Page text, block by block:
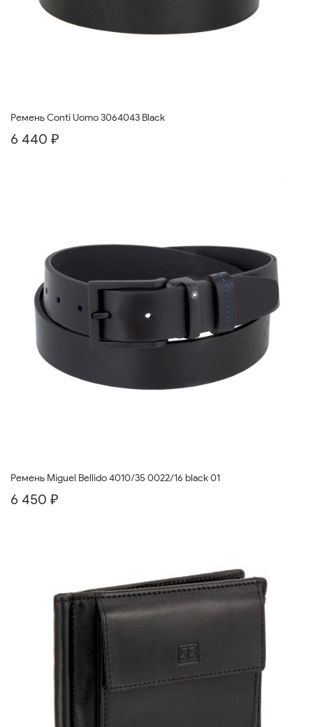
Ремень Conti Uomo 3064043 Black
6 440 ₽
Ремень Miguel Bellido 4010/35 0022/16 black 01
6 450 ₽